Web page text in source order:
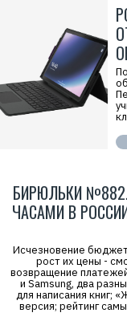
БИРЮЛЬКИ
ЧАСАМИ В
Исчезновение
рост их цены -
возвращение
и Samsung, два
для написания книг;
версия; рейтинг